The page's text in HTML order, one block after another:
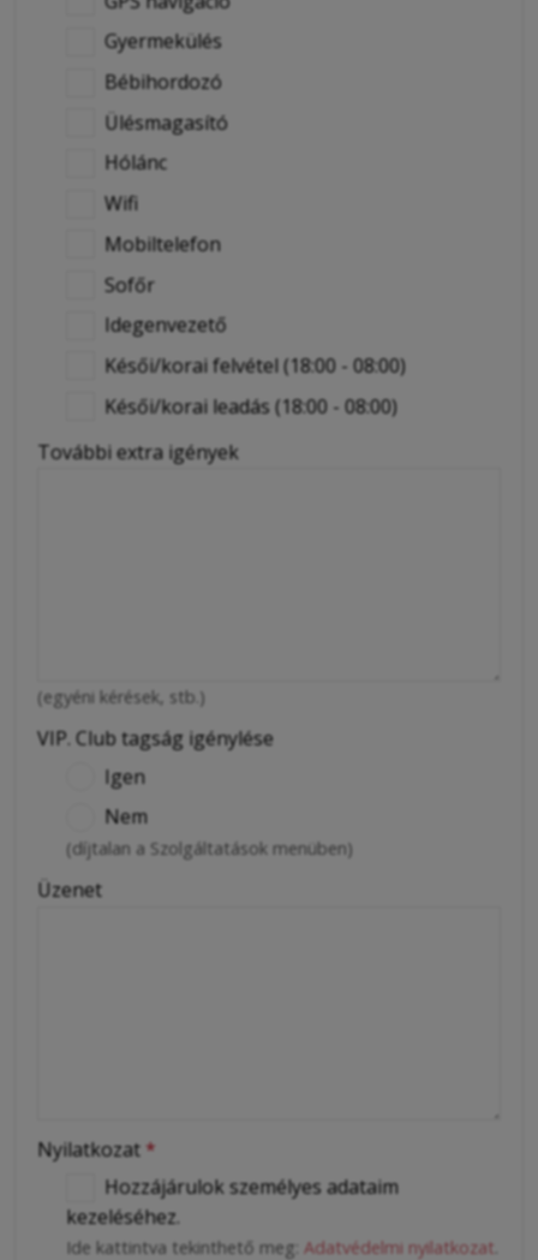
Gyermekülés
Bébihordozó
Ülésmagasító
Hólánc
Wifi
Mobiltelefon
Sofőr
Idegenvezető
Késői/korai felvétel (18:00 - 08:00)
Késői/korai leadás (18:00 - 08:00)
További extra igények
(egyéni kérések, stb.)
VIP. Club tagság igénylése
Igen
Nem
(díjtalan a Szolgáltatások menüben)
Üzenet
Nyilatkozat *
Hozzájárulok személyes adataim
kezeléséhez.
Ide kattintva tekinthető meg: Adatvédelmi nyilatkozat